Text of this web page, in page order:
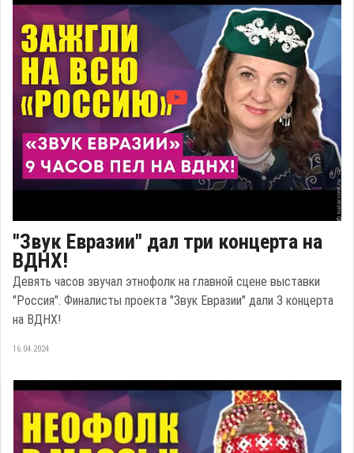
"Звук Евразии" дал три концерта на
ВДНХ!
Девять часов звучал этнофолк на главной сцене выставки
"Россия". Финалисты проекта "Звук Евразии" дали 3 концерта
на ВДНХ!
16.04.2024